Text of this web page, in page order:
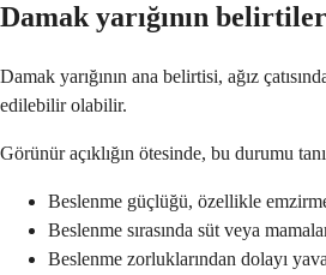
Damak yarığının
Damak yarığının ana belirtisi, ağız
edilebilir olabilir.
Görünür açıklığın ötesinde, bu durumu
Beslenme güçlüğü, özellikle
Beslenme sırasında süt veya
Beslenme zorluklarından dolayı